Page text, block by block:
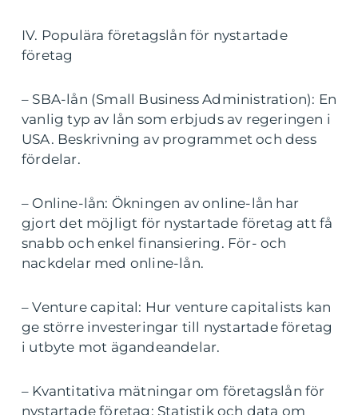
IV. Populära företagslån för nystartade
företag
– SBA-lån (Small Business Administration): En
vanlig typ av lån som erbjuds av regeringen i
USA. Beskrivning av programmet och dess
fördelar.
– Online-lån: Ökningen av online-lån har
gjort det möjligt för nystartade företag att få
snabb och enkel finansiering. För- och
nackdelar med online-lån.
– Venture capital: Hur venture capitalists kan
ge större investeringar till nystartade företag
i utbyte mot ägandeandelar.
– Kvantitativa mätningar om företagslån för
nystartade företag: Statistik och data om